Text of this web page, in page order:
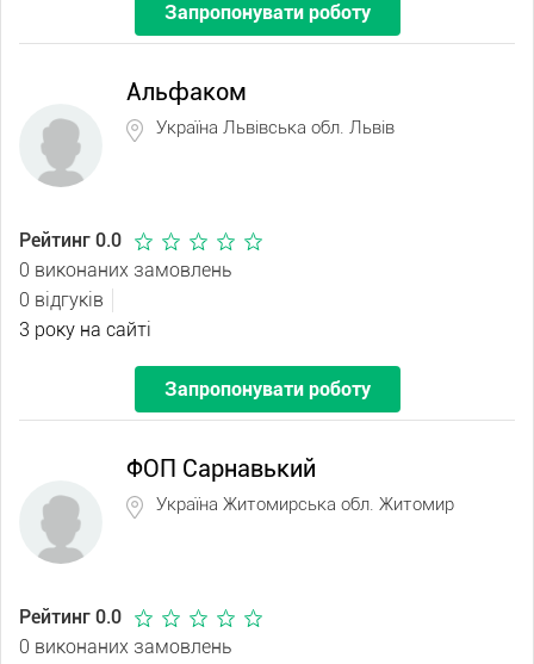
Запропонувати роботу
Альфаком
Україна Львівська обл. Львів
Рейтинг 0.0
0 виконаних замовлень
0 відгуків
3 року на сайті
Запропонувати роботу
ФОП Сарнавький
Україна Житомирська обл. Житомир
Рейтинг 0.0
0 виконаних замовлень